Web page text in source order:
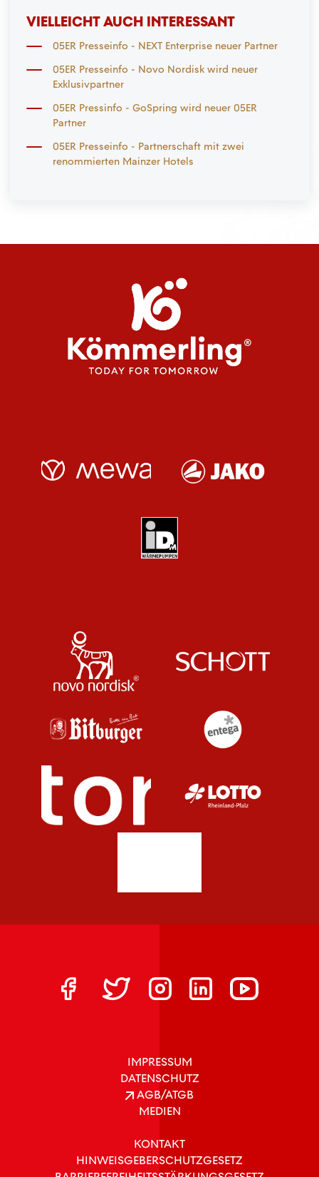
VIELLEICHT AUCH INTERESSANT
05ER Presseinfo - NEXT Enterprise neuer Partner
05ER Presseinfo - Novo Nordisk wird neuer
Exklusivpartner
05ER Pressinfo - GoSpring wird neuer 05ER
Partner
05ER Presseinfo - Partnerschaft mit zwei
renommierten Mainzer Hotels
IMPRESSUM
DATENSCHUTZ
AGB/ATGB
MEDIEN
KONTAKT
HINWEISGEBERSCHUTZGESETZ